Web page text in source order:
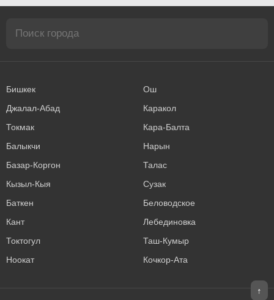
Бишкек
Ош
Джалал-Абад
Каракол
Токмак
Кара-Балта
Балыкчи
Нарын
Базар-Коргон
Талас
Кызыл-Кыя
Сузак
Баткен
Беловодское
Кант
Лебединовка
Токтогул
Таш-Кумыр
Ноокат
Кочкор-Ата
↑